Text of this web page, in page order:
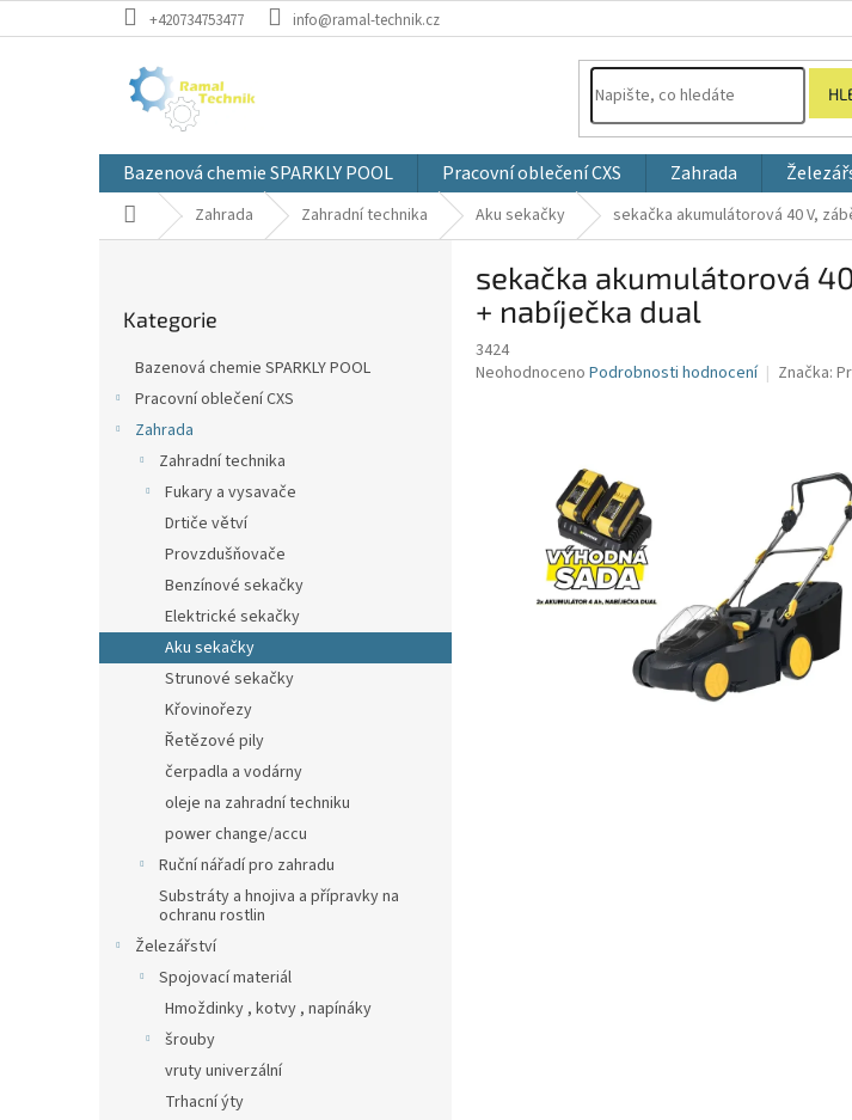
na
+420734753477 info@ramal-technik.cz
Bazenová chemie SPARKLY POOL Pracovní oblečení CXS Zahrada
Domů Zahrada Zahradní technika Aku sekačky sekačka akumulátorová 40 V,
kategorie
Kategorie
Bazenová chemie SPARKLY POOL
Pracovní oblečení CXS
Zahrada
Zahradní technika
Fukary a vysavače
Drtiče větví
Provzdušňovače
Benzínové sekačky
Elektrické sekačky
Aku sekačky
Strunové sekačky
Křovinořezy
Řetězové pily
čerpadla a vodárny
oleje na zahradní techniku
power change/accu
Ruční nářadí pro zahradu
Substráty a hnojiva a přípravky na
ochranu rostlin
Železářství
Spojovací materiál
Hmoždinky , kotvy , napínáky
šrouby
vruty univerzální
Trhacní ýty
sekačka akumulátorová
+ nabíječka dual
3424
Průměrné
Neohodnoceno Podrobnosti hodnocení Značka: